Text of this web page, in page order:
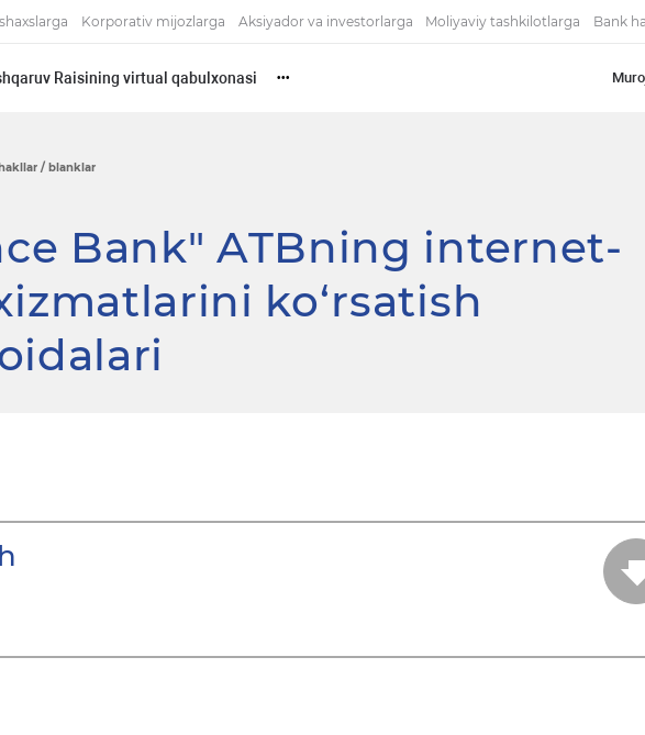
Korporativ mijozlarga Aksiyador va investorlarga Moliyaviy tashkilotlarga Bank
Raisining virtual qabulxonasi •••
/ blanklar
Bank" ATBning internet-
ko‘rsatish